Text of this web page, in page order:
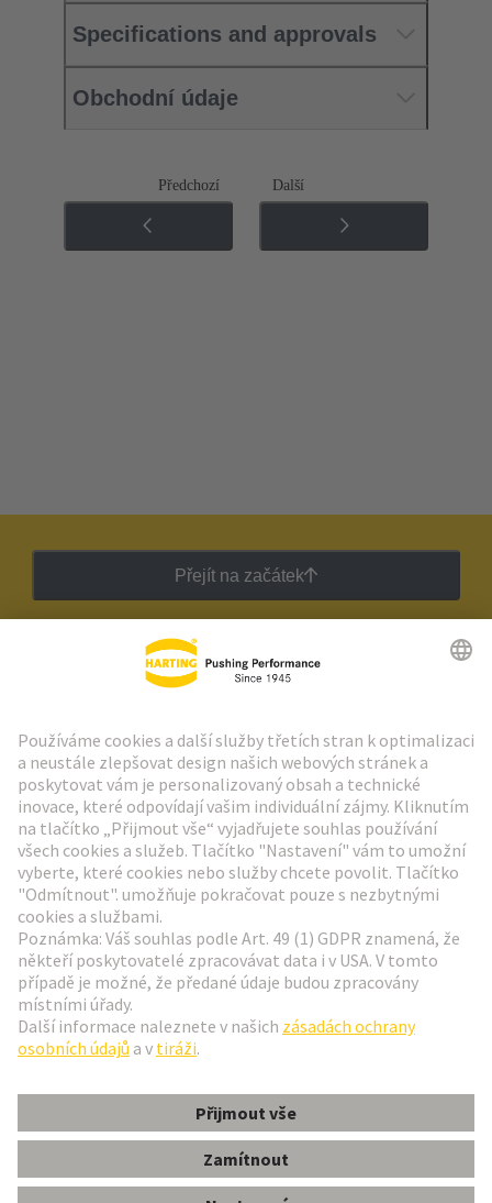
Specifications and approvals
Obchodní údaje
Předchozí Další
Přejít na začátek
Zpravodaj HARTING
Přejít na registraci
Social Media
Česká republika
© Technologická skupina HARTING
otiskZásady ochrany osobních údajů